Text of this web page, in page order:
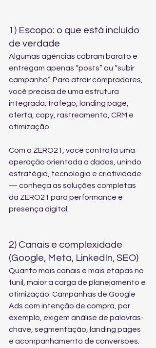
1) Escopo: o que está incluído
de verdade
Algumas agências cobram barato e
entregam apenas “posts” ou “subir
campanha”. Para atrair compradores,
você precisa de uma estrutura
integrada: tráfego, landing page,
oferta, copy, rastreamento, CRM e
otimização.
Com a ZERO21, você contrata uma
operação orientada a dados, unindo
estratégia, tecnologia e criatividade
— conheça as soluções completas
da ZERO21 para performance e
presença digital.
2) Canais e complexidade
(Google, Meta, LinkedIn, SEO)
Quanto mais canais e mais etapas no
funil, maior a carga de planejamento e
otimização. Campanhas de Google
Ads com intenção de compra, por
exemplo, exigem análise de palavras-
chave, segmentação, landing pages
e acompanhamento de conversões.